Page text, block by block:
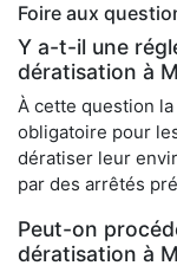
Foire aux
Y a-t-il une
dératisation à
À cette question
obligatoire pour
dératiser leur
par des arrêtés
Peut-on
dératisation à